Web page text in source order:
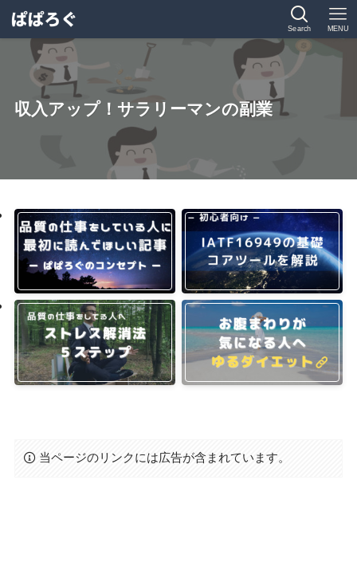
Search MENU
収入アップ！サラリーマンの副業
当ページのリンクには広告が含まれています。